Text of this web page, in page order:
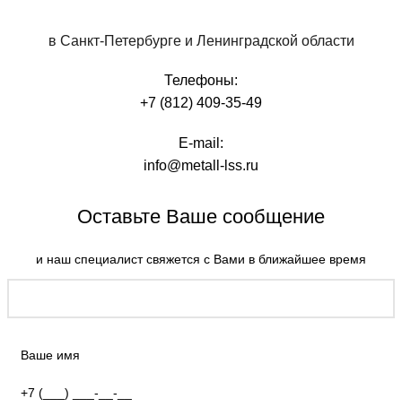
в Санкт-Петербурге и Ленинградской области
Телефоны:
+7 (812) 409-35-49
E-mail:
info@metall-lss.ru
Оставьте Ваше сообщение
и наш специалист свяжется с Вами в ближайшее время